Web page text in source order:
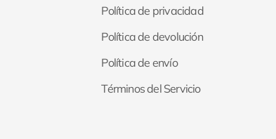
Política de privacidad
Política de devolución
Política de envío
Términos del Servicio